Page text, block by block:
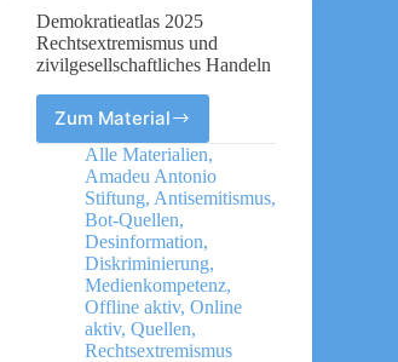
Demokratieatlas 2025
Rechtsextremismus und
zivilgesellschaftliches Handeln
Zum MaterialDemokratieatlas
2025
Rechtsextremismus
und
zivilgesellschaftliches
Handeln
Alle Materialien,
Amadeu Antonio
Stiftung, Antisemitismus,
Bot-Quellen,
Desinformation,
Diskriminierung,
Medienkompetenz,
Offline aktiv, Online
aktiv, Quellen,
Rechtsextremismus